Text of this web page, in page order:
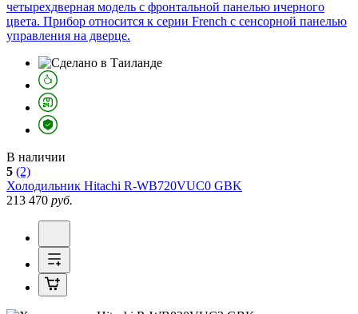
четырехдверная модель с фронтальной панелью ичерного
цвета. Прибор относится к серии French с сенсорной панелью
управления на дверце.
В наличии
5 (2)
Холодильник Hitachi R-WB720VUC0 GBK
213 470 руб.